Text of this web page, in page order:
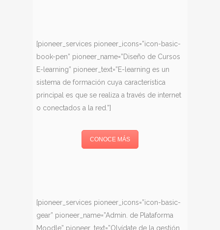
[pioneer_services pioneer_icons=”icon-basic-
book-pen” pioneer_name=”Diseño de Cursos
E-learning” pioneer_text=”E-learning es un
sistema de formación cuya característica
principal es que se realiza a través de internet
o conectados a la red.”]
CONOCE MÁS
[pioneer_services pioneer_icons=”icon-basic-
gear” pioneer_name=”Admin. de Plataforma
Moodle” pioneer_text=”Olvídate de la gestión